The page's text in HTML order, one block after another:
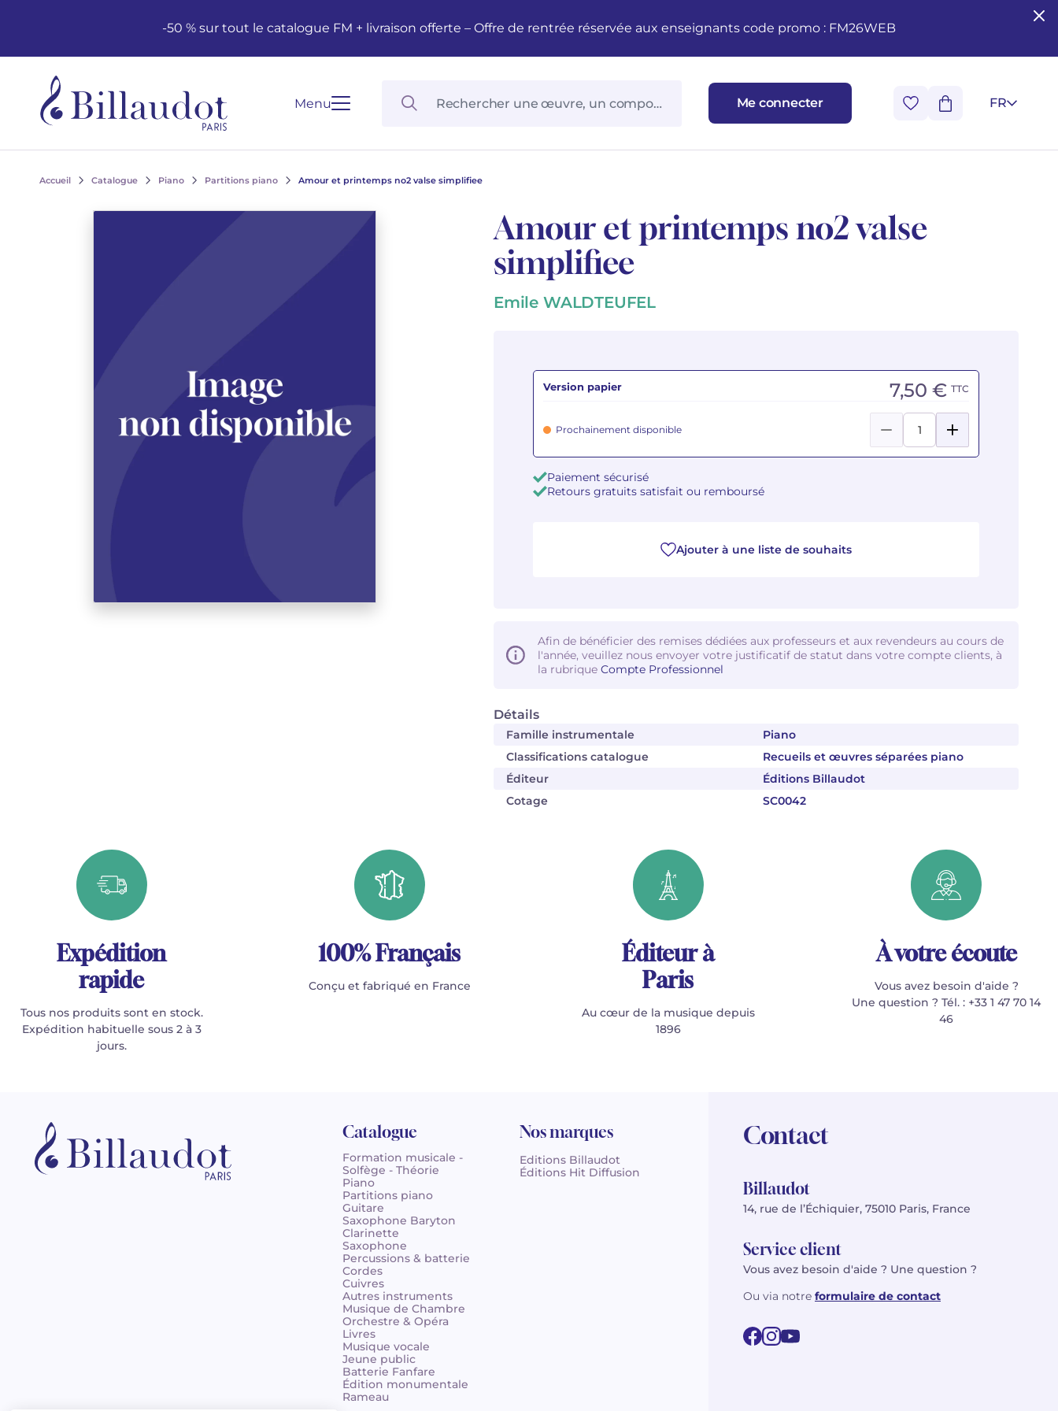
-50 % sur tout le catalogue FM + livraison offerte – Offre de rentrée réservée aux enseignants code promo : FM26WEB
Menu Me connecter FR
Accueil Catalogue Piano Partitions piano Amour et printemps no2 valse simplifiee
Amour et printemps no2 valse
simplifiee
Emile WALDTEUFEL
Détails
Famille instrumentale
Piano
Classifications catalogue
Recueils et œuvres séparées piano
Éditeur
Éditions Billaudot
Cotage
SC0042
Version papier 7,50 € TTC
Prochainement disponible
Paiement sécurisé
Retours gratuits satisfait ou remboursé
Ajouter à une liste de souhaits
Afin de bénéficier des remises dédiées aux professeurs et aux revendeurs au cours de
l'année, veuillez nous envoyer votre justificatif de statut dans votre compte clients, à
la rubrique Compte Professionnel
Expédition
rapide
Tous nos produits sont en stock.
Expédition habituelle sous 2 à 3
jours.
100% Français
Conçu et fabriqué en France
Éditeur à
Paris
Au cœur de la musique depuis
1896
À votre écoute
Vous avez besoin d'aide ?
Une question ? Tél. : +33 1 47 70 14
46
Catalogue
Formation musicale -
Solfège - Théorie
Piano
Partitions piano
Guitare
Saxophone Baryton
Clarinette
Saxophone
Percussions & batterie
Cordes
Cuivres
Autres instruments
Musique de Chambre
Orchestre & Opéra
Livres
Musique vocale
Jeune public
Batterie Fanfare
Édition monumentale
Rameau
Nos marques
Editions Billaudot
Éditions Hit Diffusion
Contact
Billaudot
14, rue de l’Échiquier, 75010 Paris, France
Service client
Vous avez besoin d'aide ? Une question ?
Ou via notre formulaire de contact